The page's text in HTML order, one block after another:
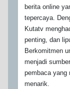
berita online
tepercaya.
Kutatv
penting, dan
Berkomitmen
menjadi
pembaca yang
menarik.